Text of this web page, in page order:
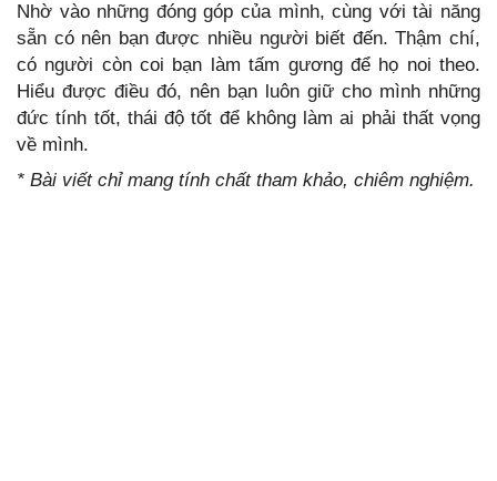
Nhờ vào những đóng góp của mình, cùng với tài năng
sẵn có nên bạn được nhiều người biết đến. Thậm chí,
có người còn coi bạn làm tấm gương để họ noi theo.
Hiểu được điều đó, nên bạn luôn giữ cho mình những
đức tính tốt, thái độ tốt để không làm ai phải thất vọng
về mình.
* Bài viết chỉ mang tính chất tham khảo, chiêm nghiệm.